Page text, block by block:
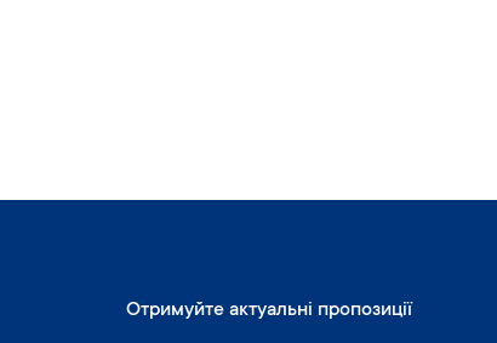
Отримуйте актуальні пропозиції